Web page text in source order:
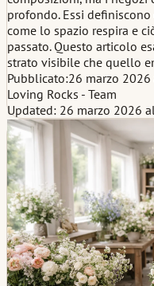
profondo. Essi
come lo spazio respira e
passato. Questo articolo
strato visibile che quello
Pubblicato:26 marzo
Loving Rocks - Team
Updated: 26 marzo 2026